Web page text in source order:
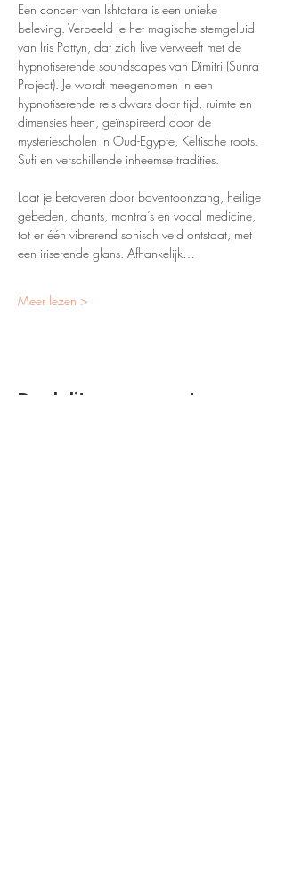
Een concert van Ishtatara is een unieke
beleving. Verbeeld je het magische stemgeluid
van Iris Pattyn, dat zich live verweeft met de
hypnotiserende soundscapes van Dimitri (Sunra
Project). Je wordt meegenomen in een
hypnotiserende reis dwars door tijd, ruimte en
dimensies heen, geïnspireerd door de
mysteriescholen in Oud-Egypte, Keltische roots,
Sufi en verschillende inheemse tradities.
Laat je betoveren door boventoonzang, heilige
gebeden, chants, mantra’s en vocal medicine,
tot er één vibrerend sonisch veld ontstaat, met
een iriserende glans. Afhankelijk…
Meer lezen >
Deel dit evenement